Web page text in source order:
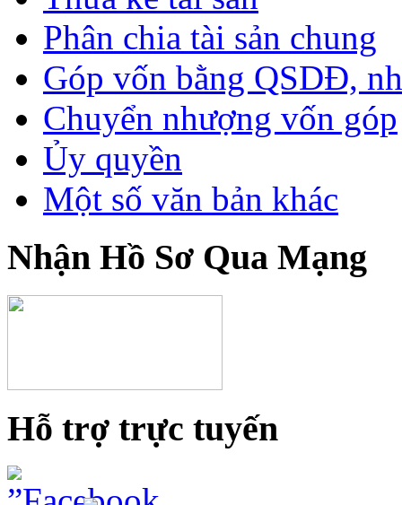
Phân chia tài sản chung
Góp vốn bằng QSDĐ,
Chuyển nhượng vốn góp
Ủy quyền
Một số văn bản khác
Nhận Hồ Sơ Qua Mạng
Hỗ trợ trực tuyến